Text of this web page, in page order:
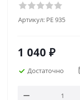
Артикул: PE 935
1 040 ₽
Достаточно